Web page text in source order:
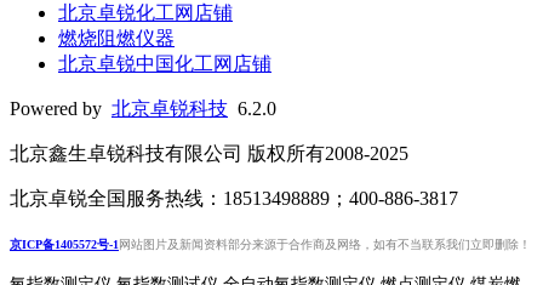
北京卓锐化工网店铺
燃烧阻燃仪器
北京卓锐中国化工网店铺
Powered by 北京卓锐科技 6.2.0
北京鑫生卓锐科技有限公司 版权所有2008-2025
北京卓锐全国服务热线：18513498889；400-886-3817
京ICP备1405572号-1网站图片及新闻资料部分来源于合作商及网络，如有不当联系我们立即删除！